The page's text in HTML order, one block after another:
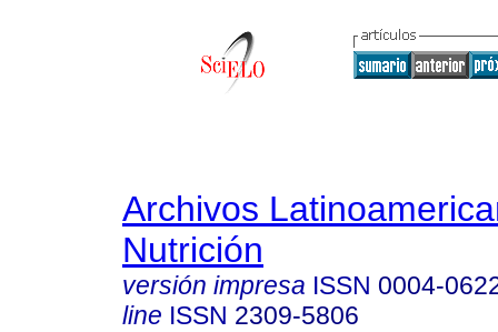
Archivos
Nutrición
versión impresa ISSN 0004-
line ISSN 2309-5806